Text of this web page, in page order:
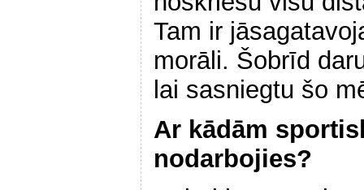
Tam ir
morāli. Šobrīd
lai sasniegtu šo
Ar kādām
nodarbojies?